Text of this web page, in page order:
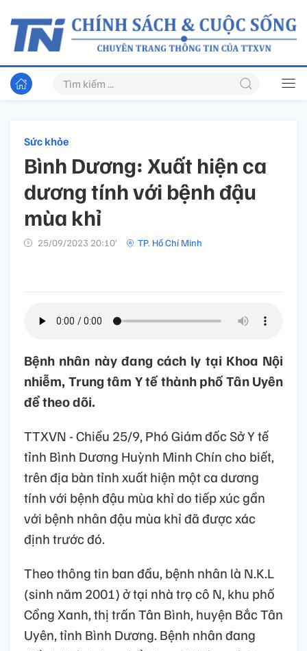
Sức khỏe
Bình Dương: Xuất hiện ca
dương tính với bệnh đậu
mùa khỉ
25/09/2023 20:10’ TP. Hồ Chí Minh
Bệnh nhân này đang cách ly tại Khoa Nội
nhiễm, Trung tâm Y tế thành phố Tân Uyên
để theo dõi.
TTXVN - Chiều 25/9, Phó Giám đốc Sở Y tế
tỉnh Bình Dương Huỳnh Minh Chín cho biết,
trên địa bàn tỉnh xuất hiện một ca dương
tính với bệnh đậu mùa khỉ do tiếp xúc gần
với bệnh nhân đậu mùa khỉ đã được xác
định trước đó.
Theo thông tin ban đầu, bệnh nhân là N.K.L
(sinh năm 2001) ở tại nhà trọ cô N, khu phố
Cổng Xanh, thị trấn Tân Bình, huyện Bắc Tân
Uyên, tỉnh Bình Dương. Bệnh nhân đang